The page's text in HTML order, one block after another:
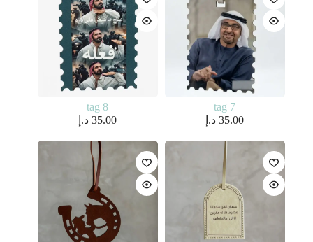
tag 7
35.00 د.إ
tag 8
35.00 د.إ